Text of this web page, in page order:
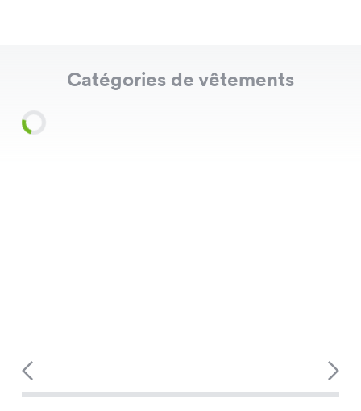
Catégories de vêtements